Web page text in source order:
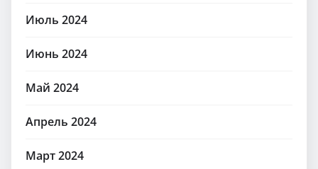
Июль 2024
Июнь 2024
Май 2024
Апрель 2024
Март 2024